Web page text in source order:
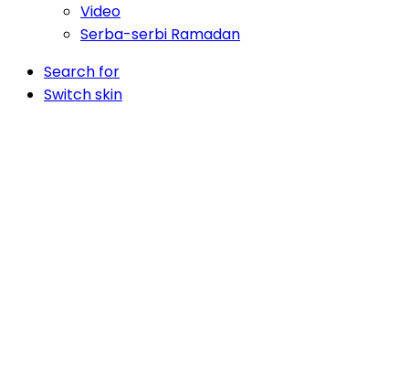
Video
Serba-serbi Ramadan
Search for
Switch skin